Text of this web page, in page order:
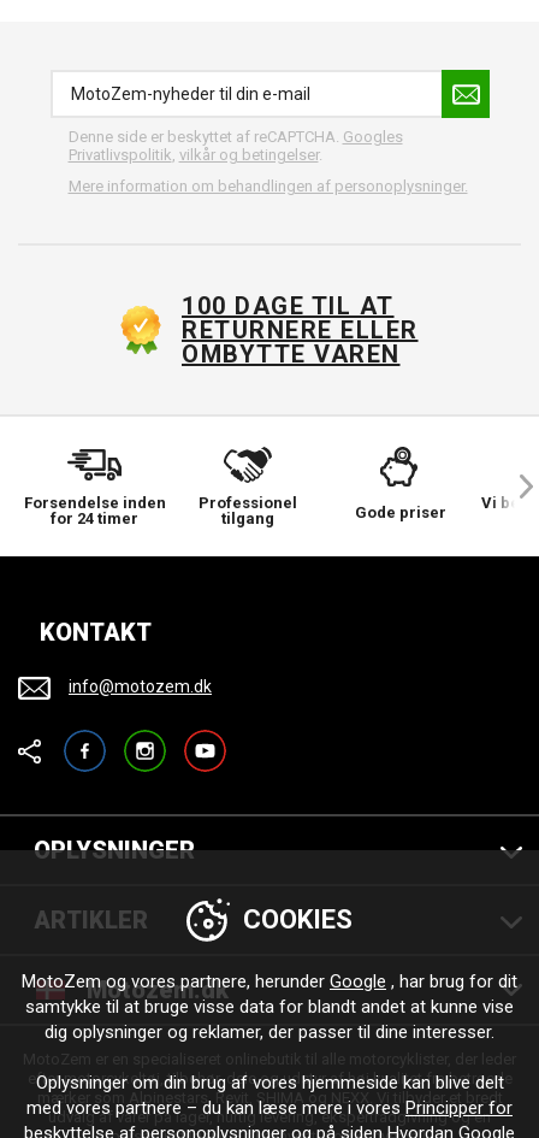
Denne side er beskyttet af reCAPTCHA. Googles
Privatlivspolitik vilkår og betingelser.
Mere information om behandlingen af personoplysninger.
100 DAGE TIL AT
RETURNERE ELLER
OMBYTTE VAREN
Forsendelse inden
for 24 timer
Professionel
tilgang
Gode priser
Vi
KONTAKT
info@motozem.dk
FacebookInstagramYouTube
OPLYSNINGER
ARTIKLER
Motozem.dk
efter motorcykeltøj, tilbehør, dele og udstyr af høj kvalitet fra betroede
mærker som Alpinestars, Revit, SHIMA og NEXX. Vi tilbyder et bredt
udvalg af varer på lager, hurtig levering, ekspertrådgivning og en
COOKIES
MotoZem og vores partnere, herunder Google , har brug for dit
samtykke til at bruge visse data for blandt andet at kunne vise
dig oplysninger og reklamer, der passer til dine interesser.
Oplysninger om din brug af vores hjemmeside kan blive delt
med vores partnere – du kan læse mere i vores Principper for
beskyttelse af personoplysninger og på siden Hvordan Google